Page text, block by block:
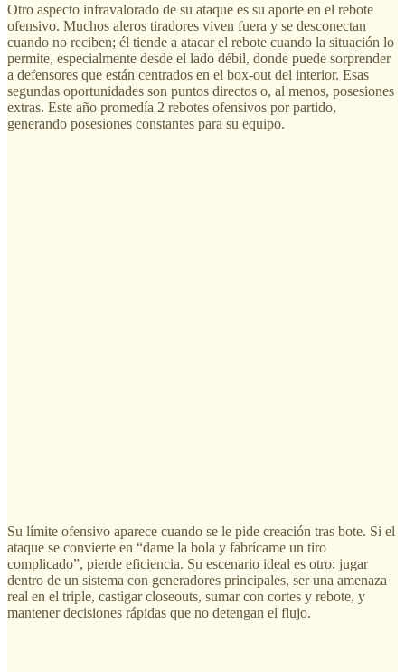
Otro aspecto infravalorado de su ataque es su aporte en el rebote
ofensivo. Muchos aleros tiradores viven fuera y se desconectan
cuando no reciben; él tiende a atacar el rebote cuando la situación lo
permite, especialmente desde el lado débil, donde puede sorprender
a defensores que están centrados en el box-out del interior. Esas
segundas oportunidades son puntos directos o, al menos, posesiones
extras. Este año promedía 2 rebotes ofensivos por partido,
generando posesiones constantes para su equipo.
Su límite ofensivo aparece cuando se le pide creación tras bote. Si el
ataque se convierte en “dame la bola y fabrícame un tiro
complicado”, pierde eficiencia. Su escenario ideal es otro: jugar
dentro de un sistema con generadores principales, ser una amenaza
real en el triple, castigar closeouts, sumar con cortes y rebote, y
mantener decisiones rápidas que no detengan el flujo.